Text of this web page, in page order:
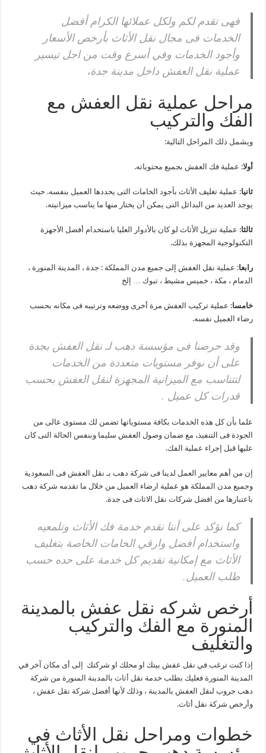
فهى تقدم لكم ولكل عملائها الكرام أفضل
الخدمات فى مجال نقل الأثاث بأرخص الأسعار
وأجود الخدمات وفي أسرع وقت من اجل تيسير
عملية نقل العفش داخل مدينة جدة،
مراحل عملية نقل العفش مع
الفك والتركيب
ويشمل ذلك المراحل التالية:
أولا: عملية فك العفش بجميع محتوياته.
ثانيا: عملية تغليف الأثاث بأجود الخامات التى يحددها العميل بنفسه. حيث
يوجد العديد من البدائل التى يمكن أن يختار منها ما يناسب ميزانيته.
ثالثا: عملية تنزيل الأثاث لو كان بالأدوار العليا باستخدام أفضل الأجهزة
التكنولوجية المجهزة بذلك.
رابعا: عملية نقل العفش إلى جميع مدن المملكة : جدة ، المدينة المنورة ،
الدمام ، مكة ، خميس مشيط ، تبوك … إلخ
خامسا: عملية تركيب العفش مرة أخرى ووضعه وترتيبه فى مكانه بحسب
رضاء العميل نفسه.
وقد حرصنا فى مؤسسة دهب لـ نقل العفش بجدة
على أن نوفر مستويات متعددة من الخدمات
لتتناسب مع الميزانية المجهزة لنقل العفش بحسب
قدرات كل عميل .
علما بأن كل هذه الخدمات بكافة مستوياتها تضمن لك مستوى عالى من
الجودة فى التنفيذ، مع ضمان وصول العفش سليما وبنفس الحالة التى كان
عليها قبل إجراء عملية الفك.
إن من أهم معايير العمل لدينا فى شركة دهب بـ نقل العفش فى السعودية
وجميع مدن المملكة هو عملية ارضاء العميل من خلال ما تقدمه شركة دهب
باعتبارها من افضل شركات نقل الاثاث فى جدة.
كما نؤكد على أننا نقدم خدمة فك الأثاث وتلمعيه
واستخدام أفضل وارقي الخامات الخاصة بتغليف
الأثاث مع إمكانية تقديم كل خدمة على حده حسب
طلب العميل.
أرخص شركه نقل عفش بالمدينة
المنورة مع الفك والتركيب
والتغليف
إذا كنت ترغب في نقل عفش بيتك او محلك او شركتك إلى أى مكان آخر في
المدينة المنورة فعليك بطلب خدمة نقل أثاث بالمدينة المنورة من شركة
دهب جروب لنقل العفش بالمدينة ، وذلك لأنها أفضل شركة نقل عفش ،
وأرخص شركة نقل أثاث.
خطوات ومراحل نقل الأثاث في